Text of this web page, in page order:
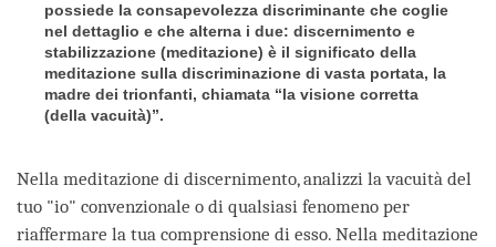
possiede la consapevolezza discriminante che coglie
nel dettaglio e che alterna i due: discernimento e
stabilizzazione (meditazione) è il significato della
meditazione sulla discriminazione di vasta portata, la
madre dei trionfanti, chiamata “la visione corretta
(della vacuità)”.
Nella meditazione di discernimento, analizzi la vacuità del
tuo "io" convenzionale o di qualsiasi fenomeno per
riaffermare la tua comprensione di esso. Nella meditazione